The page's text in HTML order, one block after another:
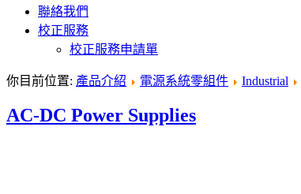
聯絡我們
校正服務
校正服務申請單
你目前位置: 產品介紹 電源系統零組件 Industrial
AC-DC Power Supplies